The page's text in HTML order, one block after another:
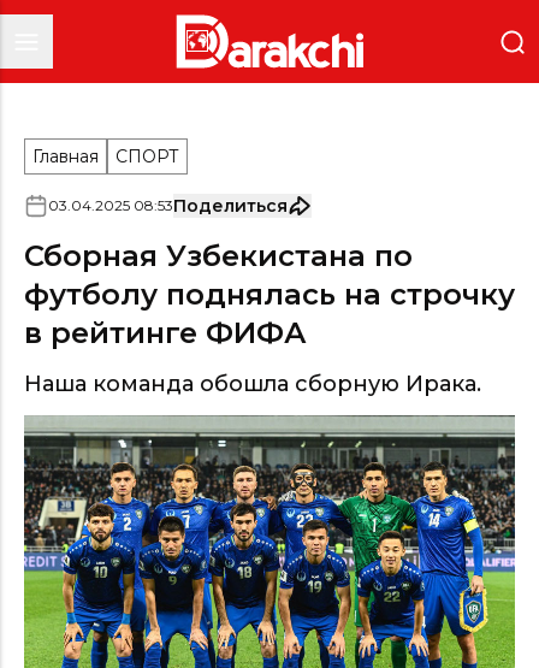
Главная СПОРТ
03.04.2025 08:53Поделиться
Сборная Узбекистана по
футболу поднялась на строчку
в рейтинге ФИФА
Наша команда обошла сборную Ирака.